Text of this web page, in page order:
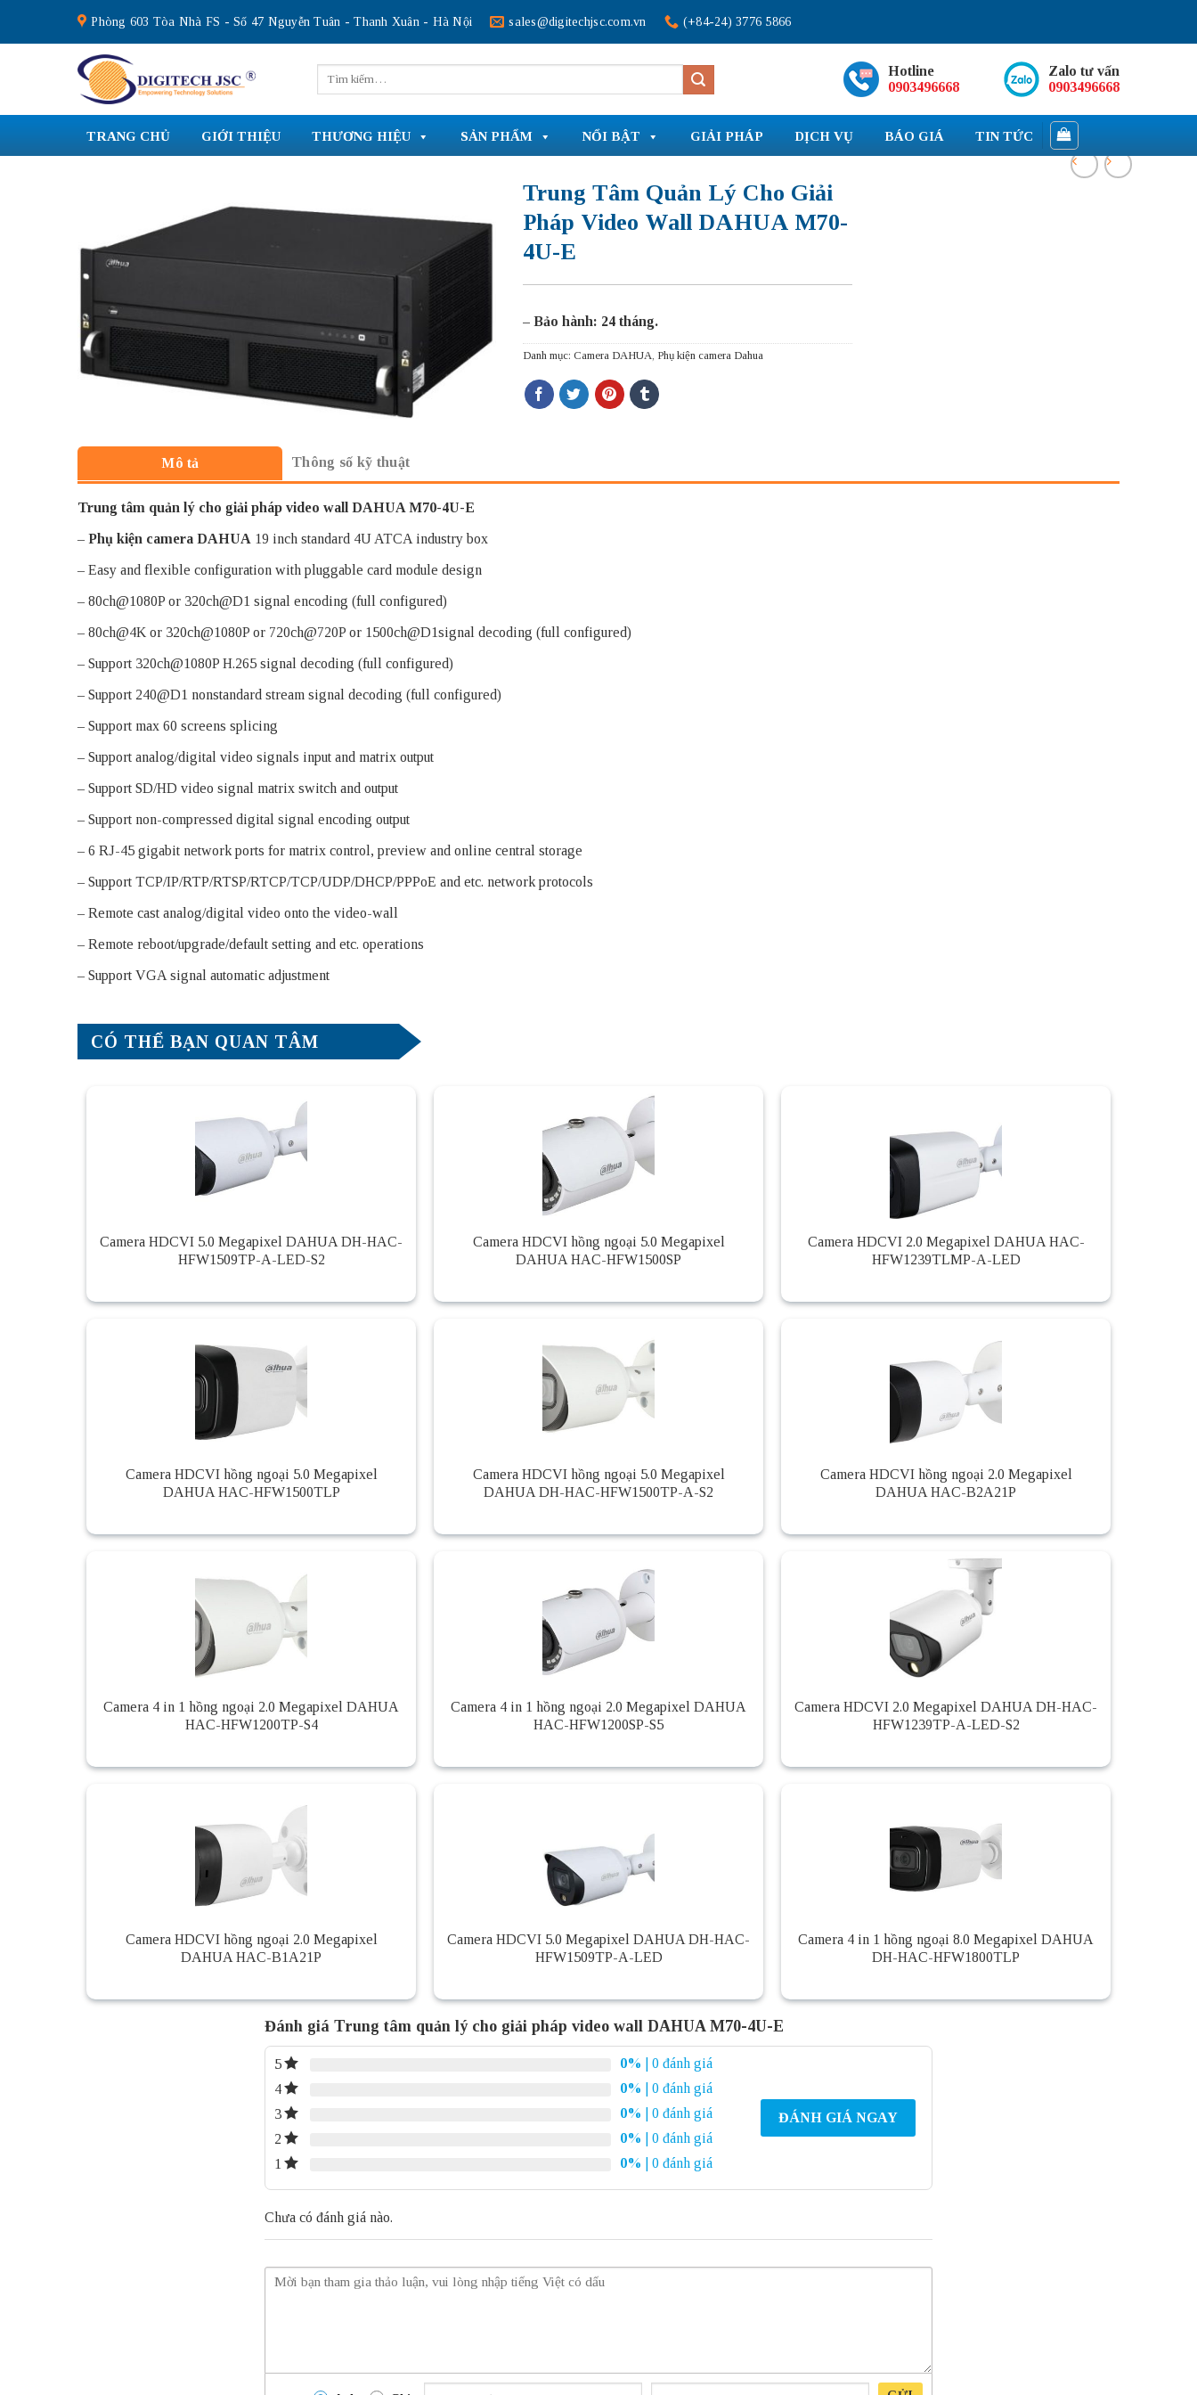
content
Phòng 603 Tòa Nhà FS - Số 47 Nguyễn Tuân - Thanh Xuân - Hà Nội sales@digitechjsc.com.vn (+84-24) 3776 5866
kiếm:
Hotline
0903496668
Zalo tư vấn
0903496668
TRANG CHỦ GIỚI THIỆU THƯƠNG HIỆU SẢN PHẨM NỔI BẬT GIẢI PHÁP DỊCH VỤ BÁO GIÁ TIN TỨC
Trung Tâm Quản Lý Cho Giải
Pháp Video Wall DAHUA M70-
4U-E
– Bảo hành: 24 tháng.
Danh mục: Camera DAHUA, Phụ kiện camera Dahua
Mô tả Thông số kỹ thuật
Trung tâm quản lý cho giải pháp video wall DAHUA M70-4U-E
– Phụ kiện camera DAHUA 19 inch standard 4U ATCA industry box
– Easy and flexible configuration with pluggable card module design
– 80ch@1080P or 320ch@D1 signal encoding (full configured)
– 80ch@4K or 320ch@1080P or 720ch@720P or 1500ch@D1signal decoding (full configured)
– Support 320ch@1080P H.265 signal decoding (full configured)
– Support 240@D1 nonstandard stream signal decoding (full configured)
– Support max 60 screens splicing
– Support analog/digital video signals input and matrix output
– Support SD/HD video signal matrix switch and output
– Support non-compressed digital signal encoding output
– 6 RJ-45 gigabit network ports for matrix control, preview and online central storage
– Support TCP/IP/RTP/RTSP/RTCP/TCP/UDP/DHCP/PPPoE and etc. network protocols
– Remote cast analog/digital video onto the video-wall
– Remote reboot/upgrade/default setting and etc. operations
– Support VGA signal automatic adjustment
CÓ THỂ BẠN QUAN TÂM
Camera HDCVI 5.0 Megapixel DAHUA DH-HAC-
HFW1509TP-A-LED-S2
Camera HDCVI hồng ngoại 5.0 Megapixel
DAHUA HAC-HFW1500SP
Camera HDCVI 2.0 Megapixel DAHUA HAC-
HFW1239TLMP-A-LED
Camera HDCVI hồng ngoại 5.0 Megapixel
DAHUA HAC-HFW1500TLP
Camera HDCVI hồng ngoại 5.0 Megapixel
DAHUA DH-HAC-HFW1500TP-A-S2
Camera HDCVI hồng ngoại 2.0 Megapixel
DAHUA HAC-B2A21P
Camera 4 in 1 hồng ngoại 2.0 Megapixel DAHUA
HAC-HFW1200TP-S4
Camera 4 in 1 hồng ngoại 2.0 Megapixel DAHUA
HAC-HFW1200SP-S5
Camera HDCVI 2.0 Megapixel DAHUA DH-HAC-
HFW1239TP-A-LED-S2
Camera HDCVI hồng ngoại 2.0 Megapixel
DAHUA HAC-B1A21P
Camera HDCVI 5.0 Megapixel DAHUA DH-HAC-
HFW1509TP-A-LED
Camera 4 in 1 hồng ngoại 8.0 Megapixel DAHUA
DH-HAC-HFW1800TLP
Đánh giá Trung tâm quản lý cho giải pháp video wall DAHUA M70-4U-E
5 0%
| 0 đánh giá
4
0%
| 0 đánh giá
3
0%
| 0 đánh giá
2
0%
| 0 đánh giá
1
0% | 0 đánh giá
ĐÁNH GIÁ NGAY
Chưa có đánh giá nào.